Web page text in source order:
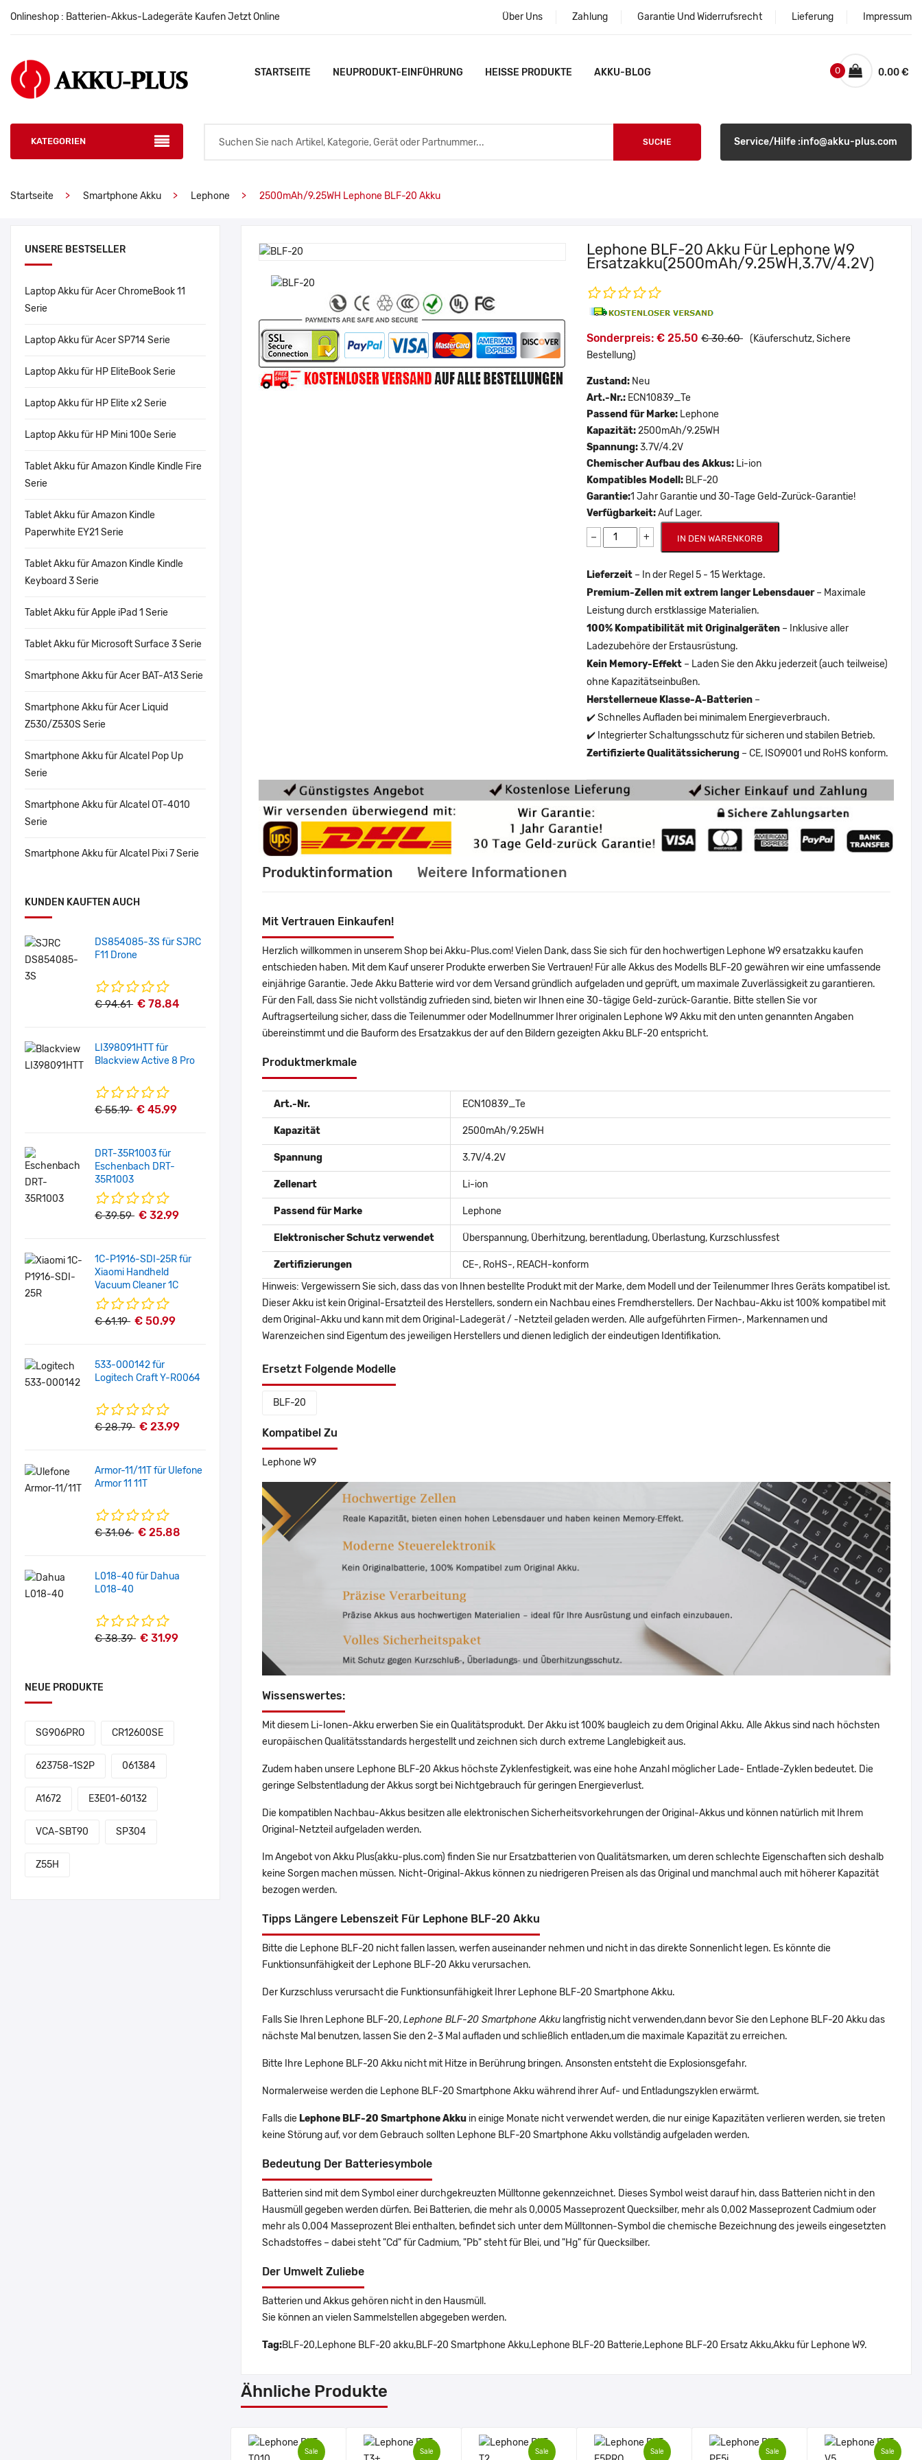
Onlineshop : Batterien-Akkus-Ladegeräte Kaufen Jetzt Online Über Uns Zahlung Garantie Und Widerrufsrecht Lieferung Impressum
STARTSEITE NEUPRODUKT-EINFÜHRUNG HEISSE PRODUKTE AKKU-BLOG 0.00 €
0
KATEGORIEN SUCHE Service/Hilfe :info@akku-plus.com
Startseite Smartphone Akku Lephone 2500mAh/9.25WH Lephone BLF-20 Akku
UNSERE BESTSELLER
Laptop Akku für Acer ChromeBook 11
Serie
Laptop Akku für Acer SP714 Serie
Laptop Akku für HP EliteBook Serie
Laptop Akku für HP Elite x2 Serie
Laptop Akku für HP Mini 100e Serie
Tablet Akku für Amazon Kindle Kindle Fire
Serie
Tablet Akku für Amazon Kindle
Paperwhite EY21 Serie
Tablet Akku für Amazon Kindle Kindle
Keyboard 3 Serie
Tablet Akku für Apple iPad 1 Serie
Tablet Akku für Microsoft Surface 3 Serie
Smartphone Akku für Acer BAT-A13 Serie
Smartphone Akku für Acer Liquid
Z530/Z530S Serie
Smartphone Akku für Alcatel Pop Up
Serie
Smartphone Akku für Alcatel OT-4010
Serie
Smartphone Akku für Alcatel Pixi 7 Serie
KUNDEN KAUFTEN AUCH
DS854085-3S für SJRC
F11 Drone
€ 94.61 € 78.84
LI398091HTT für
Blackview Active 8 Pro
€ 55.19 € 45.99
DRT-35R1003 für
Eschenbach DRT-
35R1003
€ 39.59 € 32.99
1C-P1916-SDI-25R für
Xiaomi Handheld
Vacuum Cleaner 1C
€ 61.19 € 50.99
533-000142 für
Logitech Craft Y-R0064
€ 28.79 € 23.99
Armor-11/11T für Ulefone
Armor 11 11T
€ 31.06 € 25.88
L018-40 für Dahua
L018-40
€ 38.39 € 31.99
NEUE PRODUKTE
SG906PRO CR12600SE
623758-1S2P 061384
A1672 E3E01-60132
VCA-SBT90 SP304
Z55H
Lephone BLF-20 Akku Für Lephone W9
Ersatzakku(2500mAh/9.25WH,3.7V/4.2V)
Sonderpreis: € 25.50 € 30.60 (Käuferschutz, Sichere
Bestellung)
Zustand: Neu
Art.-Nr.: ECN10839_Te
Passend für Marke: Lephone
Kapazität:2500mAh/9.25WH
Spannung:3.7V/4.2V
Chemischer Aufbau des Akkus: Li-ion
Kompatibles Modell: BLF-20
Garantie:1 Jahr Garantie und 30-Tage Geld-Zurück-Garantie!
Verfügbarkeit:Auf Lager.
− + IN DEN WARENKORB
Lieferzeit – In der Regel 5 - 15 Werktage.
Premium-Zellen mit extrem langer Lebensdauer– Maximale
Leistung durch erstklassige Materialien.
100% Kompatibilität mit Originalgeräten – Inklusive aller
Ladezubehöre der Erstausrüstung.
Kein Memory-Effekt – Laden Sie den Akku jederzeit (auch teilweise)
ohne Kapazitätseinbußen.
Herstellerneue Klasse-A-Batterien –
✔️ Schnelles Aufladen bei minimalem Energieverbrauch.
✔️ Integrierter Schaltungsschutz für sicheren und stabilen Betrieb.
Zertifizierte Qualitätssicherung – CE, ISO9001 und RoHS konform.
Produktinformation Weitere Informationen
Mit Vertrauen Einkaufen!
Herzlich willkommen in unserem Shop bei Akku-Plus.com! Vielen Dank, dass Sie sich für den hochwertigen Lephone W9 ersatzakku kaufen
entschieden haben. Mit dem Kauf unserer Produkte erwerben Sie Vertrauen! Für alle Akkus des Modells BLF-20 gewähren wir eine umfassende
einjährige Garantie. Jede Akku Batterie wird vor dem Versand gründlich aufgeladen und geprüft, um maximale Zuverlässigkeit zu garantieren.
Für den Fall, dass Sie nicht vollständig zufrieden sind, bieten wir Ihnen eine 30-tägige Geld-zurück-Garantie. Bitte stellen Sie vor
Auftragserteilung sicher, dass die Teilenummer oder Modellnummer Ihrer originalen Lephone W9 Akku mit den unten genannten Angaben
übereinstimmt und die Bauform des Ersatzakkus der auf den Bildern gezeigten Akku BLF-20 entspricht.
Produktmerkmale
Art.-Nr. ECN10839_Te
Kapazität 2500mAh/9.25WH
Spannung 3.7V/4.2V
Zellenart Li-ion
Passend für Marke Lephone
Elektronischer Schutz verwendet Überspannung, Überhitzung, berentladung, Überlastung, Kurzschlussfest
Zertifizierungen
CE-, RoHS-, REACH-konform
Hinweis: Vergewissern Sie sich, dass das von Ihnen bestellte Produkt mit der Marke, dem Modell und der Teilenummer Ihres Geräts kompatibel ist.
Dieser Akku ist kein Original-Ersatzteil des Herstellers, sondern ein Nachbau eines Fremdherstellers. Der Nachbau-Akku ist 100% kompatibel mit
dem Original-Akku und kann mit dem Original-Ladegerät / -Netzteil geladen werden. Alle aufgeführten Firmen-, Markennamen und
Warenzeichen sind Eigentum des jeweiligen Herstellers und dienen lediglich der eindeutigen Identifikation.
Ersetzt Folgende Modelle
BLF-20
Kompatibel Zu
Lephone W9
Wissenswertes:
Mit diesem Li-Ionen-Akku erwerben Sie ein Qualitätsprodukt. Der Akku ist 100% baugleich zu dem Original Akku. Alle Akkus sind nach höchsten
europäischen Qualitätsstandards hergestellt und zeichnen sich durch extreme Langlebigkeit aus.
Zudem haben unsere Lephone BLF-20 Akkus höchste Zyklenfestigkeit, was eine hohe Anzahl möglicher Lade- Entlade-Zyklen bedeutet. Die
geringe Selbstentladung der Akkus sorgt bei Nichtgebrauch für geringen Energieverlust.
Die kompatiblen Nachbau-Akkus besitzen alle elektronischen Sicherheitsvorkehrungen der Original-Akkus und können natürlich mit Ihrem
Original-Netzteil aufgeladen werden.
Im Angebot von Akku Plus(akku-plus.com) finden Sie nur Ersatzbatterien von Qualitätsmarken, um deren schlechte Eigenschaften sich deshalb
keine Sorgen machen müssen. Nicht-Original-Akkus können zu niedrigeren Preisen als das Original und manchmal auch mit höherer Kapazität
bezogen werden.
Tipps Längere Lebenszeit Für Lephone BLF-20 Akku
Bitte die Lephone BLF-20 nicht fallen lassen, werfen auseinander nehmen und nicht in das direkte Sonnenlicht legen. Es könnte die
Funktionsunfähigkeit der Lephone BLF-20 Akku verursachen.
Der Kurzschluss verursacht die Funktionsunfähigkeit Ihrer Lephone BLF-20 Smartphone Akku.
Falls Sie Ihren Lephone BLF-20,Lephone BLF-20 Smartphone Akku langfristig nicht verwenden,dann bevor Sie den Lephone BLF-20 Akku das
nächste Mal benutzen, lassen Sie den 2-3 Mal aufladen und schließlich entladen,um die maximale Kapazität zu erreichen.
Bitte Ihre Lephone BLF-20 Akku nicht mit Hitze in Berührung bringen. Ansonsten entsteht die Explosionsgefahr.
Normalerweise werden die Lephone BLF-20 Smartphone Akku während ihrer Auf- und Entladungszyklen erwärmt.
Falls die Lephone BLF-20 Smartphone Akku in einige Monate nicht verwendet werden, die nur einige Kapazitäten verlieren werden, sie treten
keine Störung auf, vor dem Gebrauch sollten Lephone BLF-20 Smartphone Akku vollständig aufgeladen werden.
Bedeutung Der Batteriesymbole
Batterien sind mit dem Symbol einer durchgekreuzten Mülltonne gekennzeichnet. Dieses Symbol weist darauf hin, dass Batterien nicht in den
Hausmüll gegeben werden dürfen. Bei Batterien, die mehr als 0,0005 Masseprozent Quecksilber, mehr als 0,002 Masseprozent Cadmium oder
mehr als 0,004 Masseprozent Blei enthalten, befindet sich unter dem Mülltonnen-Symbol die chemische Bezeichnung des jeweils eingesetzten
Schadstoffes – dabei steht "Cd" für Cadmium, "Pb" steht für Blei, und "Hg" für Quecksilber.
Der Umwelt Zuliebe
Batterien und Akkus gehören nicht in den Hausmüll.
Sie können an vielen Sammelstellen abgegeben werden.
Tag:BLF-20,Lephone BLF-20 akku,BLF-20 Smartphone Akku,Lephone BLF-20 Batterie,Lephone BLF-20 Ersatz Akku,Akku für Lephone W9.
Ähnliche Produkte
Sale Sale Sale Sale Sale Sale